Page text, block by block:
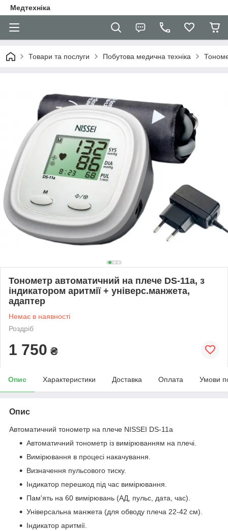
Медтехніка
Товари та послуги Побутова медична техніка
Тонометр автоматичний на плече DS-11а, з
індикатором аритмії + універс.манжета,
адаптер
Немає в наявності
Роздріб
1 750 ₴
Опис Характеристики Доставка Оплата Умови
Опис
Автоматичний тонометр на плече NISSEI DS-11а
Автоматичний тонометр із вимірюванням на плечі.
Вимірювання в процесі накачування.
Визначення пульсового тиску.
Індикатор перешкод під час вимірювання.
Пам'ять на 60 вимірювань (АД, пульс, дата, час).
Універсальна манжета (для обводу плеча 22-42 см).
Індикатор аритмії.